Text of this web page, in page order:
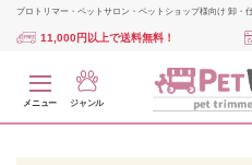
プロトリマー・ペットサロン・ペットショップ様向け 卸・
11,000円以上で送料無料！
メニュー ジャンル